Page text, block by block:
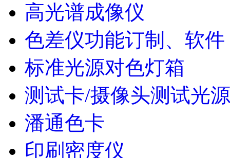
高光谱成像仪
色差仪功能订制、软件
标准光源对色灯箱
测试卡/摄像头测试光
潘通色卡
印刷密度仪